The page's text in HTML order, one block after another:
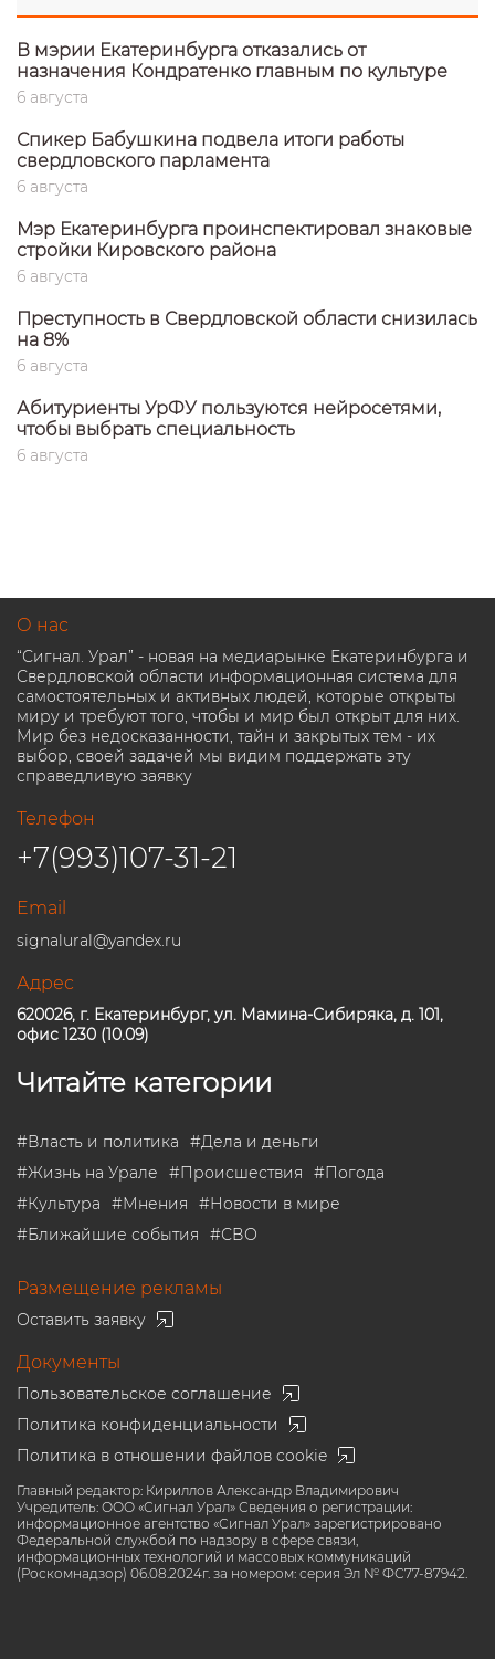
В мэрии Екатеринбурга отказались от
назначения Кондратенко главным по культуре
6 августа
Спикер Бабушкина подвела итоги работы
свердловского парламента
6 августа
Мэр Екатеринбурга проинспектировал знаковые
стройки Кировского района
6 августа
Преступность в Свердловской области снизилась
на 8%
6 августа
Абитуриенты УрФУ пользуются нейросетями,
чтобы выбрать специальность
6 августа
О нас
“Сигнал. Урал” - новая на медиарынке Екатеринбурга и
Свердловской области информационная система для
самостоятельных и активных людей, которые открыты
миру и требуют того, чтобы и мир был открыт для них.
Мир без недосказанности, тайн и закрытых тем - их
выбор, своей задачей мы видим поддержать эту
справедливую заявку
Телефон
+7(993)107-31-21
Email
signalural@yandex.ru
Адрес
620026, г. Екатеринбург, ул. Мамина-Сибиряка, д. 101,
офис 1230 (10.09)
Читайте категории
#Власть и политика #Дела и деньги
#Жизнь на Урале #Происшествия #Погода
#Культура #Мнения #Новости в мире
#Ближайшие события #СВО
Размещение рекламы
Оставить заявку
Документы
Пользовательское соглашение
Политика конфиденциальности
Политика в отношении файлов cookie
Главный редактор: Кириллов Александр Владимирович
Учредитель: ООО «Сигнал Урал» Сведения о регистрации:
информационное агентство «Сигнал Урал» зарегистрировано
Федеральной службой по надзору в сфере связи,
информационных технологий и массовых коммуникаций
(Роскомнадзор) 06.08.2024г. за номером: серия Эл № ФС77-87942.